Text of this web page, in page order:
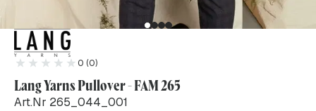
0 (0)
Lang Yarns Pullover - FAM 265
Art.Nr 265_044_001